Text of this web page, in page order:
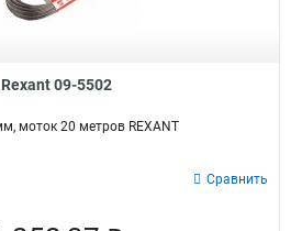
Rexant 09-5502
моток 20 метров REXANT
Сравнить